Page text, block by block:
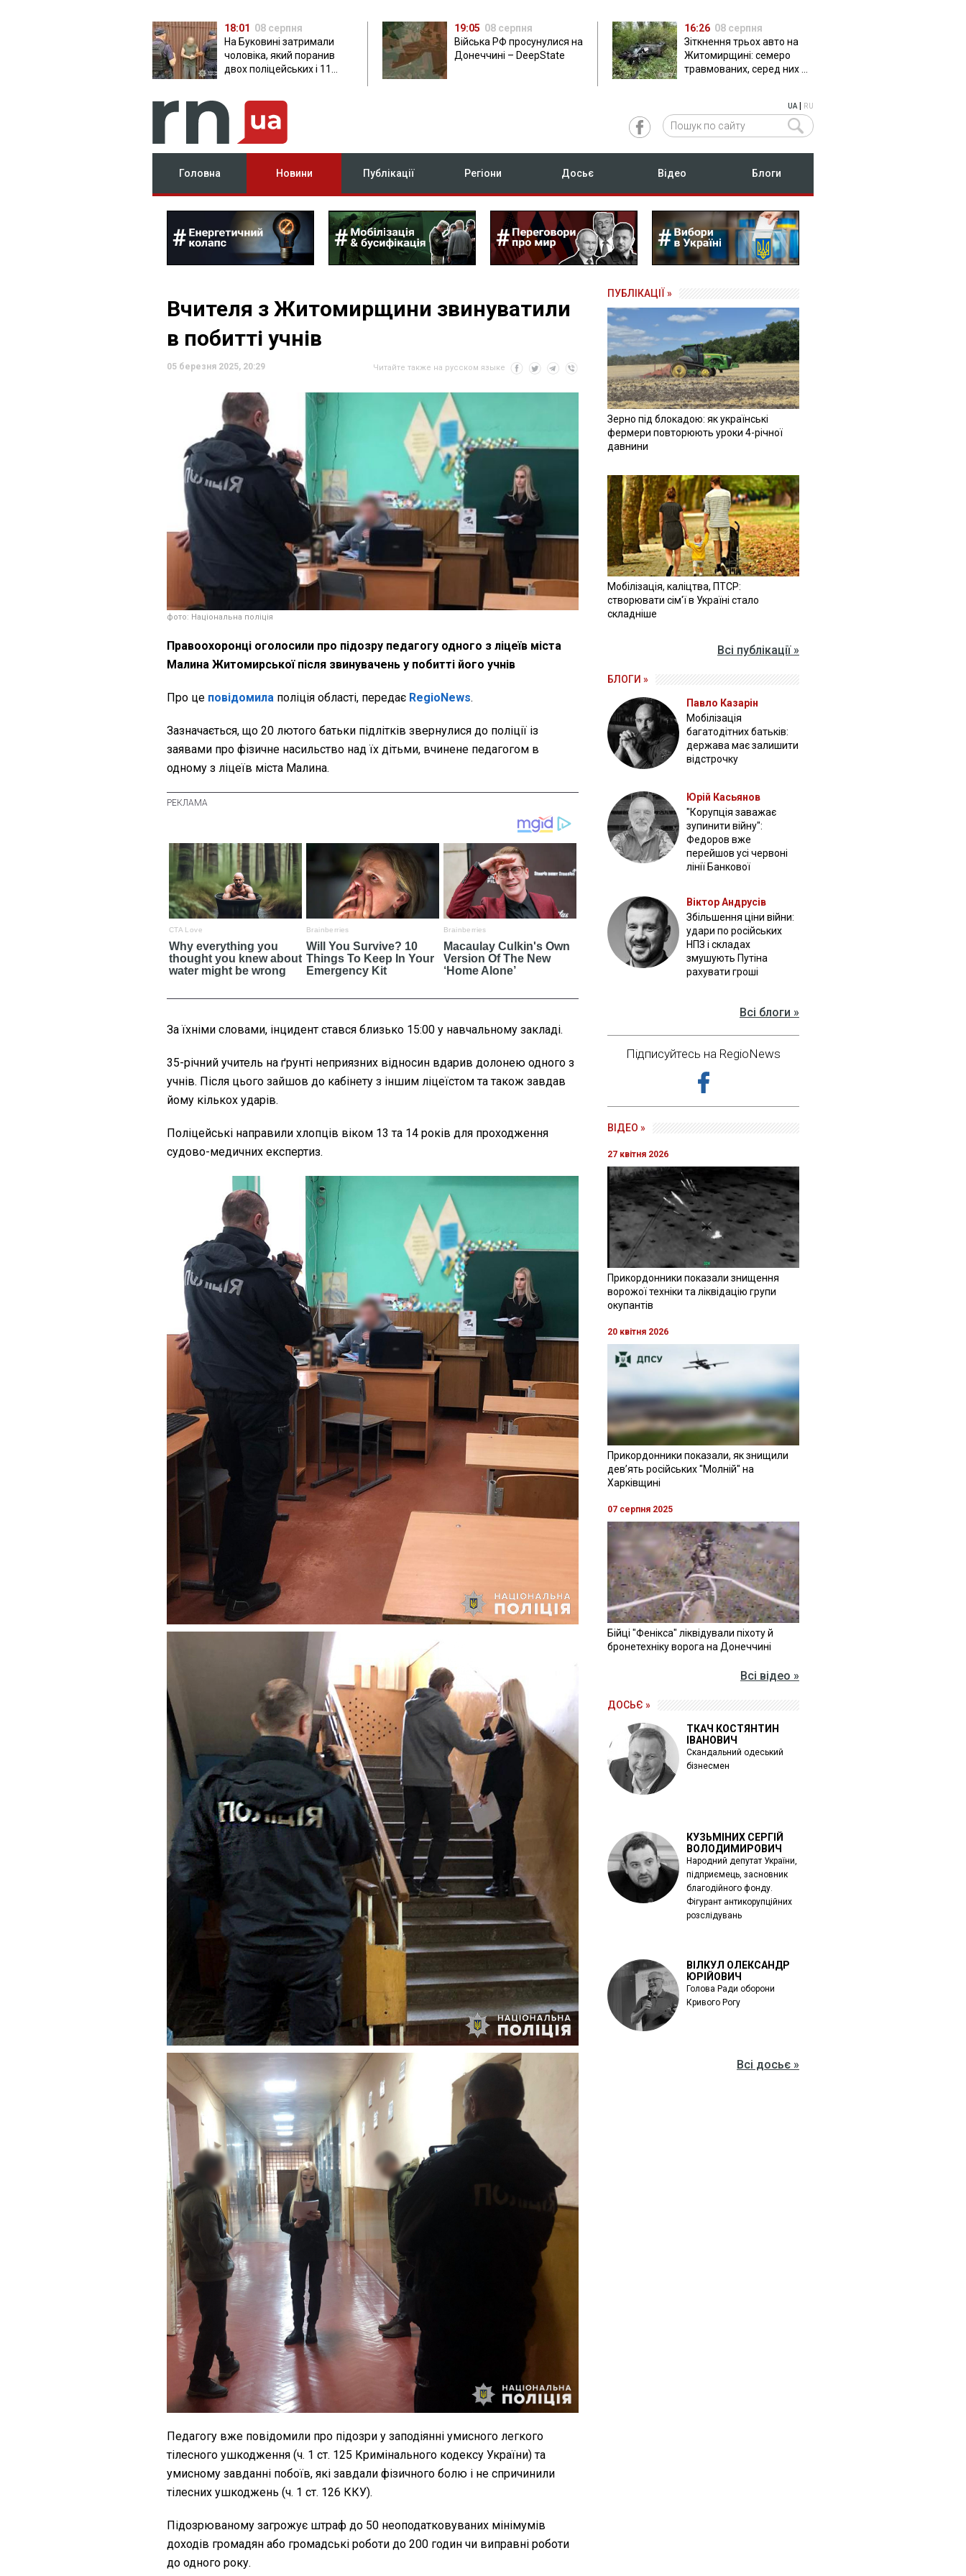
18:01 08 серпня
На Буковині затримали
чоловіка, який поранив
двох поліцейських і 11
19:05 08 серпня
Війська РФ просунулися на
Донеччині – DeepState
16:26 08 серпня
Зіткнення трьох авто на
Житомирщині: семеро
травмованих, серед них –
UA| RU
Головна Новини Публікації Регіони Досьє Відео Блоги
Вчителя з Житомирщини звинуватили
в побитті учнів
05 березня 2025, 20:29 Читайте также на русском языке
фото: Національна поліція
Правоохоронці оголосили про підозру педагогу одного з ліцеїв міста
Малина Житомирської після звинувачень у побитті його учнів
Про це повідомила поліція області, передає RegioNews.
Зазначається, що 20 лютого батьки підлітків звернулися до поліції із
заявами про фізичне насильство над їх дітьми, вчинене педагогом в
одному з ліцеїв міста Малина.
За їхніми словами, інцидент стався близько 15:00 у навчальному закладі.
35-річний учитель на ґрунті неприязних відносин вдарив долонею одного з
учнів. Після цього зайшов до кабінету з іншим ліцеїстом та також завдав
йому кількох ударів.
Поліцейські направили хлопців віком 13 та 14 років для проходження
судово-медичних експертиз.
Педагогу вже повідомили про підозри у заподіянні умисного легкого
тілесного ушкодження (ч. 1 ст. 125 Кримінального кодексу України) та
умисному завданні побоїв, які завдали фізичного болю і не спричинили
тілесних ушкоджень (ч. 1 ст. 126 ККУ).
Підозрюваному загрожує штраф до 50 неоподатковуваних мінімумів
доходів громадян або громадські роботи до 200 годин чи виправні роботи
до одного року.
ПУБЛІКАЦІЇ »
Зерно під блокадою: як українські
фермери повторюють уроки 4-річної
давнини
Мобілізація, каліцтва, ПТСР:
створювати сім'ї в Україні стало
складніше
Всі публікації »
БЛОГИ »
Павло Казарін
Мобілізація
багатодітних батьків:
держава має залишити
відстрочку
Юрій Касьянов
"Корупція заважає
зупинити війну":
Федоров вже
перейшов усі червоні
лінії Банкової
Віктор Андрусів
Збільшення ціни війни:
удари по російських
НПЗ і складах
змушують Путіна
рахувати гроші
Всі блоги »
Підписуйтесь на RegioNews
ВІДЕО »
27 квітня 2026
Прикордонники показали знищення
ворожої техніки та ліквідацію групи
окупантів
20 квітня 2026
Прикордонники показали, як знищили
девʼять російських "Молній" на
Харківщині
07 серпня 2025
Бійці "Фенікса" ліквідували піхоту й
бронетехніку ворога на Донеччині
Всі відео »
ДОСЬЄ »
ТКАЧ КОСТЯНТИН
ІВАНОВИЧ
Скандальний одеський
бізнесмен
КУЗЬМІНИХ СЕРГІЙ
ВОЛОДИМИРОВИЧ
Народний депутат України,
підприємець, засновник
благодійного фонду.
Фігурант антикорупційних
розслідувань
ВІЛКУЛ ОЛЕКСАНДР
ЮРІЙОВИЧ
Голова Ради оборони
Кривого Рогу
Всі досьє »